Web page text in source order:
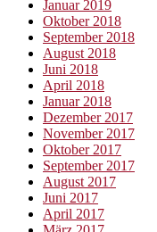
Januar 2019
Oktober 2018
September 2018
August 2018
Juni 2018
April 2018
Januar 2018
Dezember 2017
November 2017
Oktober 2017
September 2017
August 2017
Juni 2017
April 2017